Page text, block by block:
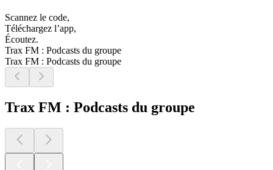
Scannez le code,
Téléchargez l’app,
Écoutez.
Trax FM : Podcasts du groupe
Trax FM : Podcasts du groupe
Trax FM : Podcasts du groupe